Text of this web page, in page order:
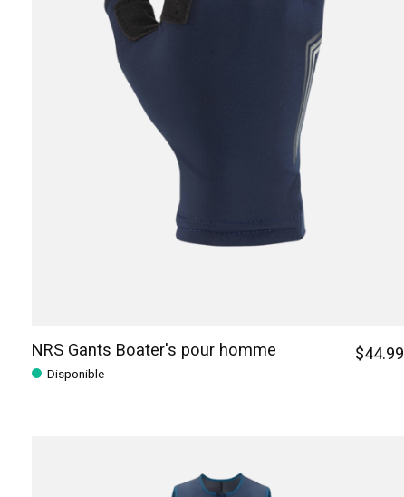
NRS Gants Boater's pour homme
Disponible
$44.99